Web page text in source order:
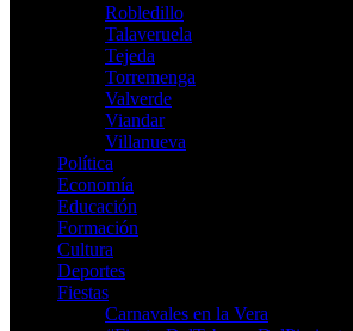
Robledillo
Talaveruela
Tejeda
Torremenga
Valverde
Viandar
Villanueva
Política
Economía
Educación
Formación
Cultura
Deportes
Fiestas
Carnavales en la Vera